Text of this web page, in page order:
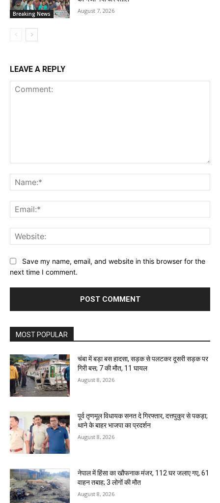
Breaking News August 7, 2026
LEAVE A REPLY
Save my name, email, and website in this browser for the
next time I comment.
MOST POPULAR
चंबा में बड़ा बस हादसा, सड़क से पलटकर दूसरी सड़क पर
गिरी बस; 7 की मौत, 11 घायल
August 8, 2026
पूर्व तृणमूल विधायक सनत दे गिरफ्तार, दत्तपुकुर से पकड़ा;
थाने के बाहर भाजपा का प्रदर्शन
August 8, 2026
नेपाल में हिंसा का खौफनाक मंजर, 112 घर जलाए गए, 61
वाहन तबाह; 3 लोगों की मौत
August 8, 2026